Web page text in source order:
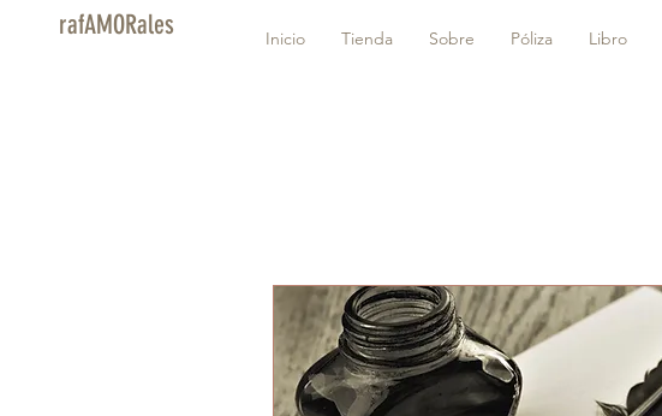
rafAMORales Inicio Tienda Sobre Póliza Libro